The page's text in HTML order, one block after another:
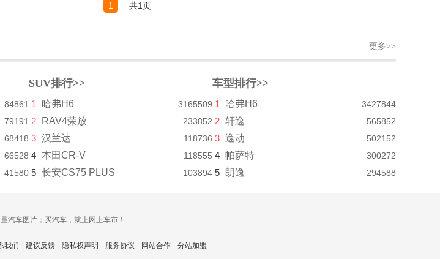
1 共1页
更多>>
84861
79191
68418
66528
41580
SUV排行>>
1 哈弗H6 3165509
2 RAV4荣放 233852
3 汉兰达 118736
4 本田CR-V 118555
5 长安CS75 PLUS 103894
车型排行>>
1 哈弗H6 3427844
2 轩逸 565852
3 逸动 502152
4 帕萨特 300272
5 朗逸 294588
我们 建议反馈 隐私权声明 服务协议 网站合作
分站加盟